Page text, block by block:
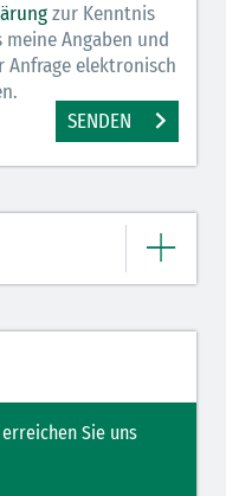
zur Kenntnis
Angaben und
Anfrage elektronisch
SENDEN
ZUM MERKZETTEL
Sie uns